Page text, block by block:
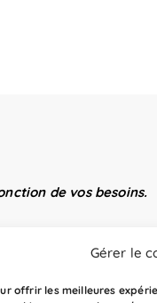
Gérer le
offrir les meilleures
de vos besoins.
par